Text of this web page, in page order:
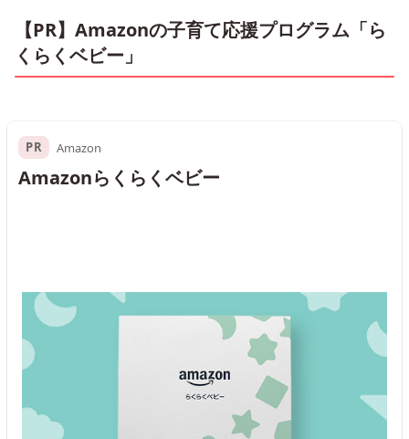
【PR】Amazonの子育て応援プログラム「ら
くらくベビー」
PR Amazon
Amazonらくらくベビー